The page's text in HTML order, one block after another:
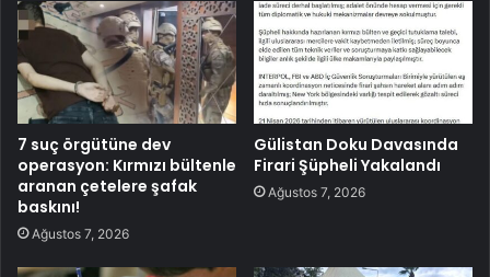
7 suç örgütüne dev
operasyon: Kırmızı bültenle
aranan çetelere şafak
baskını!
Ağustos 7, 2026
Gülistan Doku Davasında
Firari Şüpheli Yakalandı
Ağustos 7, 2026